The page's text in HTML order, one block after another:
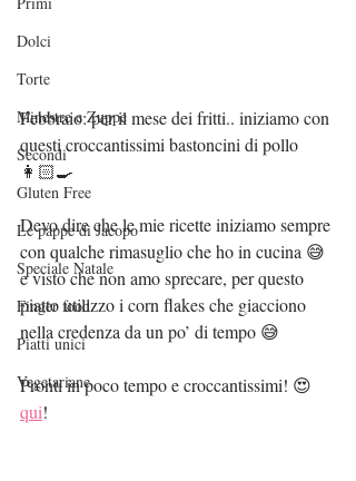
Dolci
Torte
Minestre e Zuppe
Secondi
Gluten Free
Le pappe di Jacopo
Speciale Natale
Finger food
Piatti unici
Vegetariane
Febbraio: per il mese dei fritti.. iniziamo con
questi croccantissimi bastoncini di pollo
👩🏻‍🍳
Devo dire che le mie ricette iniziamo sempre
con qualche rimasuglio che ho in cucina 😅
e visto che non amo sprecare, per questo
piatto utilizzo i corn flakes che giacciono
nella credenza da un po’ di tempo 😅
Pronti in poco tempo e croccantissimi! 😍
qui!